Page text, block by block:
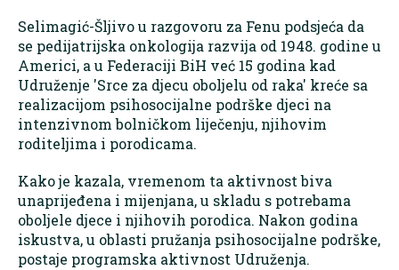
Selimagić-Šljivo u razgovoru za Fenu podsjeća da
se pedijatrijska onkologija razvija od 1948. godine u
Americi, a u Federaciji BiH već 15 godina kad
Udruženje 'Srce za djecu oboljelu od raka' kreće sa
realizacijom psihosocijalne podrške djeci na
intenzivnom bolničkom liječenju, njihovim
roditeljima i porodicama.
Kako je kazala, vremenom ta aktivnost biva
unaprijeđena i mijenjana, u skladu s potrebama
oboljele djece i njihovih porodica. Nakon godina
iskustva, u oblasti pružanja psihosocijalne podrške,
postaje programska aktivnost Udruženja.